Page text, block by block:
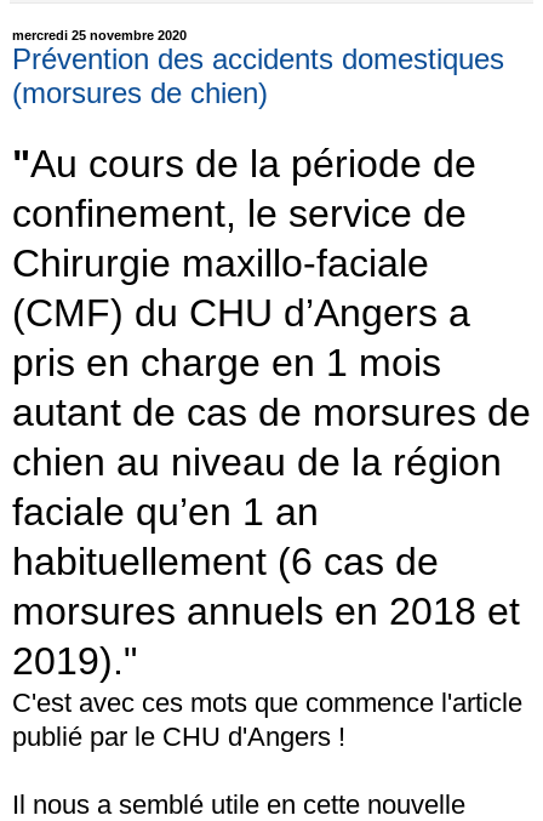
mercredi 25 novembre 2020
Prévention des accidents domestiques
(morsures de chien)
"Au cours de la période de
confinement, le service de
Chirurgie maxillo-faciale
(CMF) du CHU d’Angers a
pris en charge en 1 mois
autant de cas de morsures de
chien au niveau de la région
faciale qu’en 1 an
habituellement (6 cas de
morsures annuels en 2018 et
2019)."
C'est avec ces mots que commence l'article
publié par le CHU d'Angers !
Il nous a semblé utile en cette nouvelle